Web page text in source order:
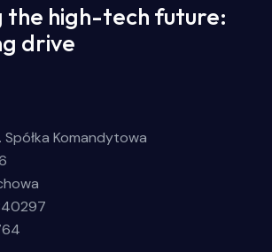
the high-tech future:
drive
Spółka Komandytowa